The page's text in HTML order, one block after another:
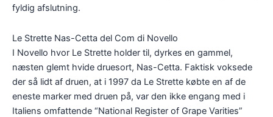
fyldig afslutning.
Le Strette Nas-Cetta del Com di Novello
I Novello hvor Le Strette holder til, dyrkes en gammel,
næsten glemt hvide druesort, Nas-Cetta. Faktisk voksede
der så lidt af druen, at i 1997 da Le Strette købte en af de
eneste marker med druen på, var den ikke engang med i
Italiens omfattende “National Register of Grape Varities”